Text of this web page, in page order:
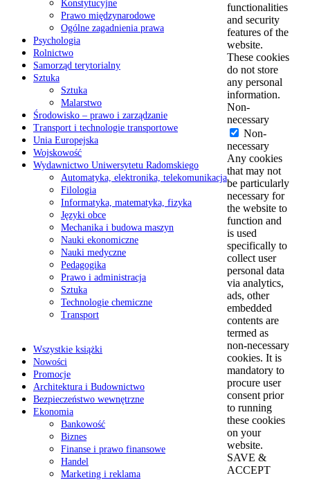
Konstytucyjne
Prawo międzynarodowe
Ogólne zagadnienia prawa
Psychologia
Rolnictwo
Samorząd terytorialny
Sztuka
Sztuka
Malarstwo
Środowisko – prawo i zarządzanie
Transport i technologie transportowe
Unia Europejska
Wojskowość
Wydawnictwo Uniwersytetu Radomskiego
Automatyka, elektronika, telekomunikacja
Filologia
Informatyka, matematyka, fizyka
Języki obce
Mechanika i budowa maszyn
Nauki ekonomiczne
Nauki medyczne
Pedagogika
Prawo i administracja
Sztuka
Technologie chemiczne
Transport
Wszystkie książki
Nowości
Promocje
Architektura i Budownictwo
Bezpieczeństwo wewnętrzne
Ekonomia
Bankowość
Biznes
Finanse i prawo finansowe
Handel
Marketing i reklama
functionalities
and security
features of the
website.
These cookies
do not store
any personal
information.
Non-
necessary
Non-
necessary
Any cookies
that may not
be particularly
necessary for
the website to
function and
is used
specifically to
collect user
personal data
via analytics,
ads, other
embedded
contents are
termed as
non-necessary
cookies. It is
mandatory to
procure user
consent prior
to running
these cookies
on your
website.
SAVE &
ACCEPT